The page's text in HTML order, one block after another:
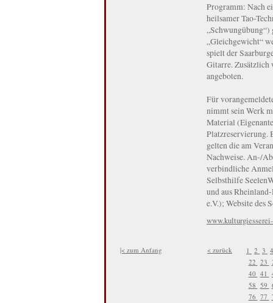
Programm: Nach
heilsamer Tao-
„Gleichgewicht“
spielt der
Gitarre. Zusätzlich
angeboten.
Für
nimmt sein Werk
Material
Platzreservierung.
gelten die am
Nachweise. An-/
verbindliche
Selbsthilfe
und aus
e.V.); Website des
|< zum Anfang < zurück 1 2 3
22 23
40 41
58 59
76 77